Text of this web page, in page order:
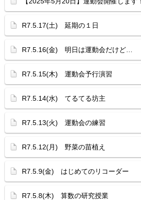
R7.5.17(土) 延期の１日
R7.5.16(金) 明日は運動会だけど…
R7.5.15(木) 運動会予行演習
R7.5.14(水) てるてる坊主
R7.5.13(火) 運動会の練習
R7.5.12(月) 野菜の苗植え
R7.5.9(金) はじめてのリコーダー
R7.5.8(木) 算数の研究授業